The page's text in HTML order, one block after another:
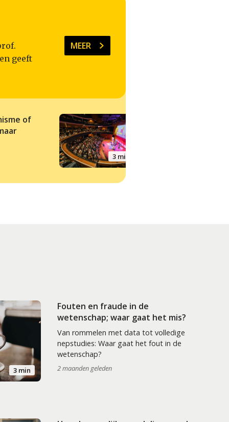
geeft
MEER
of
3 min
3 min
Fouten en fraude in de
wetenschap; waar gaat het mis?
Van rommelen met data tot volledige
nepstudies: Waar gaat het fout in de
wetenschap?
2 maanden geleden